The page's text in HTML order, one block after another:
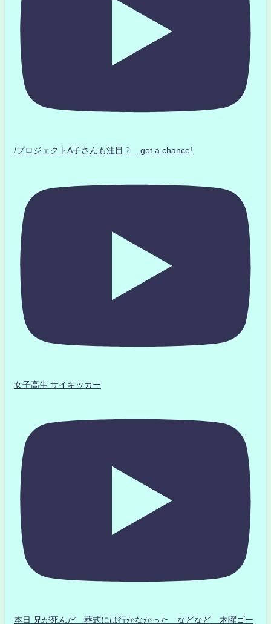
/プロジェクトA子さんも注目？ get a chance!
女子高生 サイキッカー
本日 兄が死んだ 葬式には行かなかった などなど 木曜ゴー